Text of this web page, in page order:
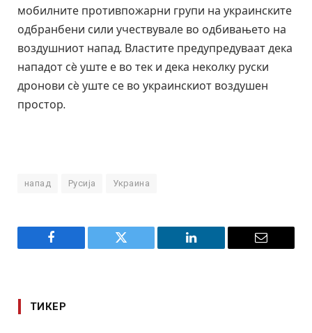
мобилните противпожарни групи на украинските
одбранбени сили учествувале во одбивањето на
воздушниот напад. Властите предупредуваат дека
нападот сè уште е во тек и дека неколку руски
дронови сè уште се во украинскиот воздушен
простор.
напад Русија Украина
Facebook Twitter LinkedIn Email
ТИКЕР